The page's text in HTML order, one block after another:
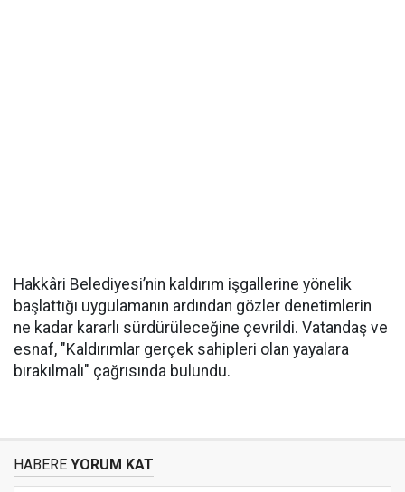
Hakkâri Belediyesi’nin kaldırım işgallerine yönelik
başlattığı uygulamanın ardından gözler denetimlerin
ne kadar kararlı sürdürüleceğine çevrildi. Vatandaş ve
esnaf, "Kaldırımlar gerçek sahipleri olan yayalara
bırakılmalı" çağrısında bulundu.
HABERE YORUM KAT